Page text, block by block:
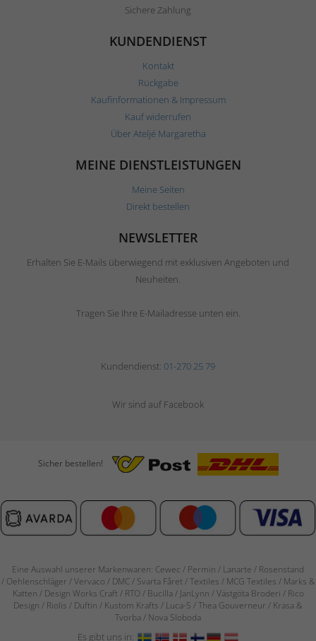
Sichere Zahlung
KUNDENDIENST
Kontakt
Rückgabe
Kaufinformationen & Impressum
Kauf widerrufen
Über Ateljé Margaretha
MEINE DIENSTLEISTUNGEN
Meine Seiten
Direkt bestellen
NEWSLETTER
Erhalten Sie E-Mails überwiegend mit exklusiven Angeboten und
Neuheiten.
Tragen Sie Ihre E-Mailadresse unten ein.
Kundendienst: 01-270 25 79
Wir sind auf Facebook
Sicher bestellen!
Eine Auswahl unserer Markenwaren: Cewec / Permin / Lanarte / Rosenstand
/ Oehlenschläger / Vervaco / DMC / Svarta Fåret / Textiles / MCG Textiles / Marks &
Katten / Design Works Craft / RTO / Bucilla / JanLynn / Västgöta Broderi / Rico
Design / Riolis / Duftin / Kustom Krafts / Luca-S / Thea Gouverneur / Krasa &
Tvorba / Nova Sloboda
Es gibt uns in: